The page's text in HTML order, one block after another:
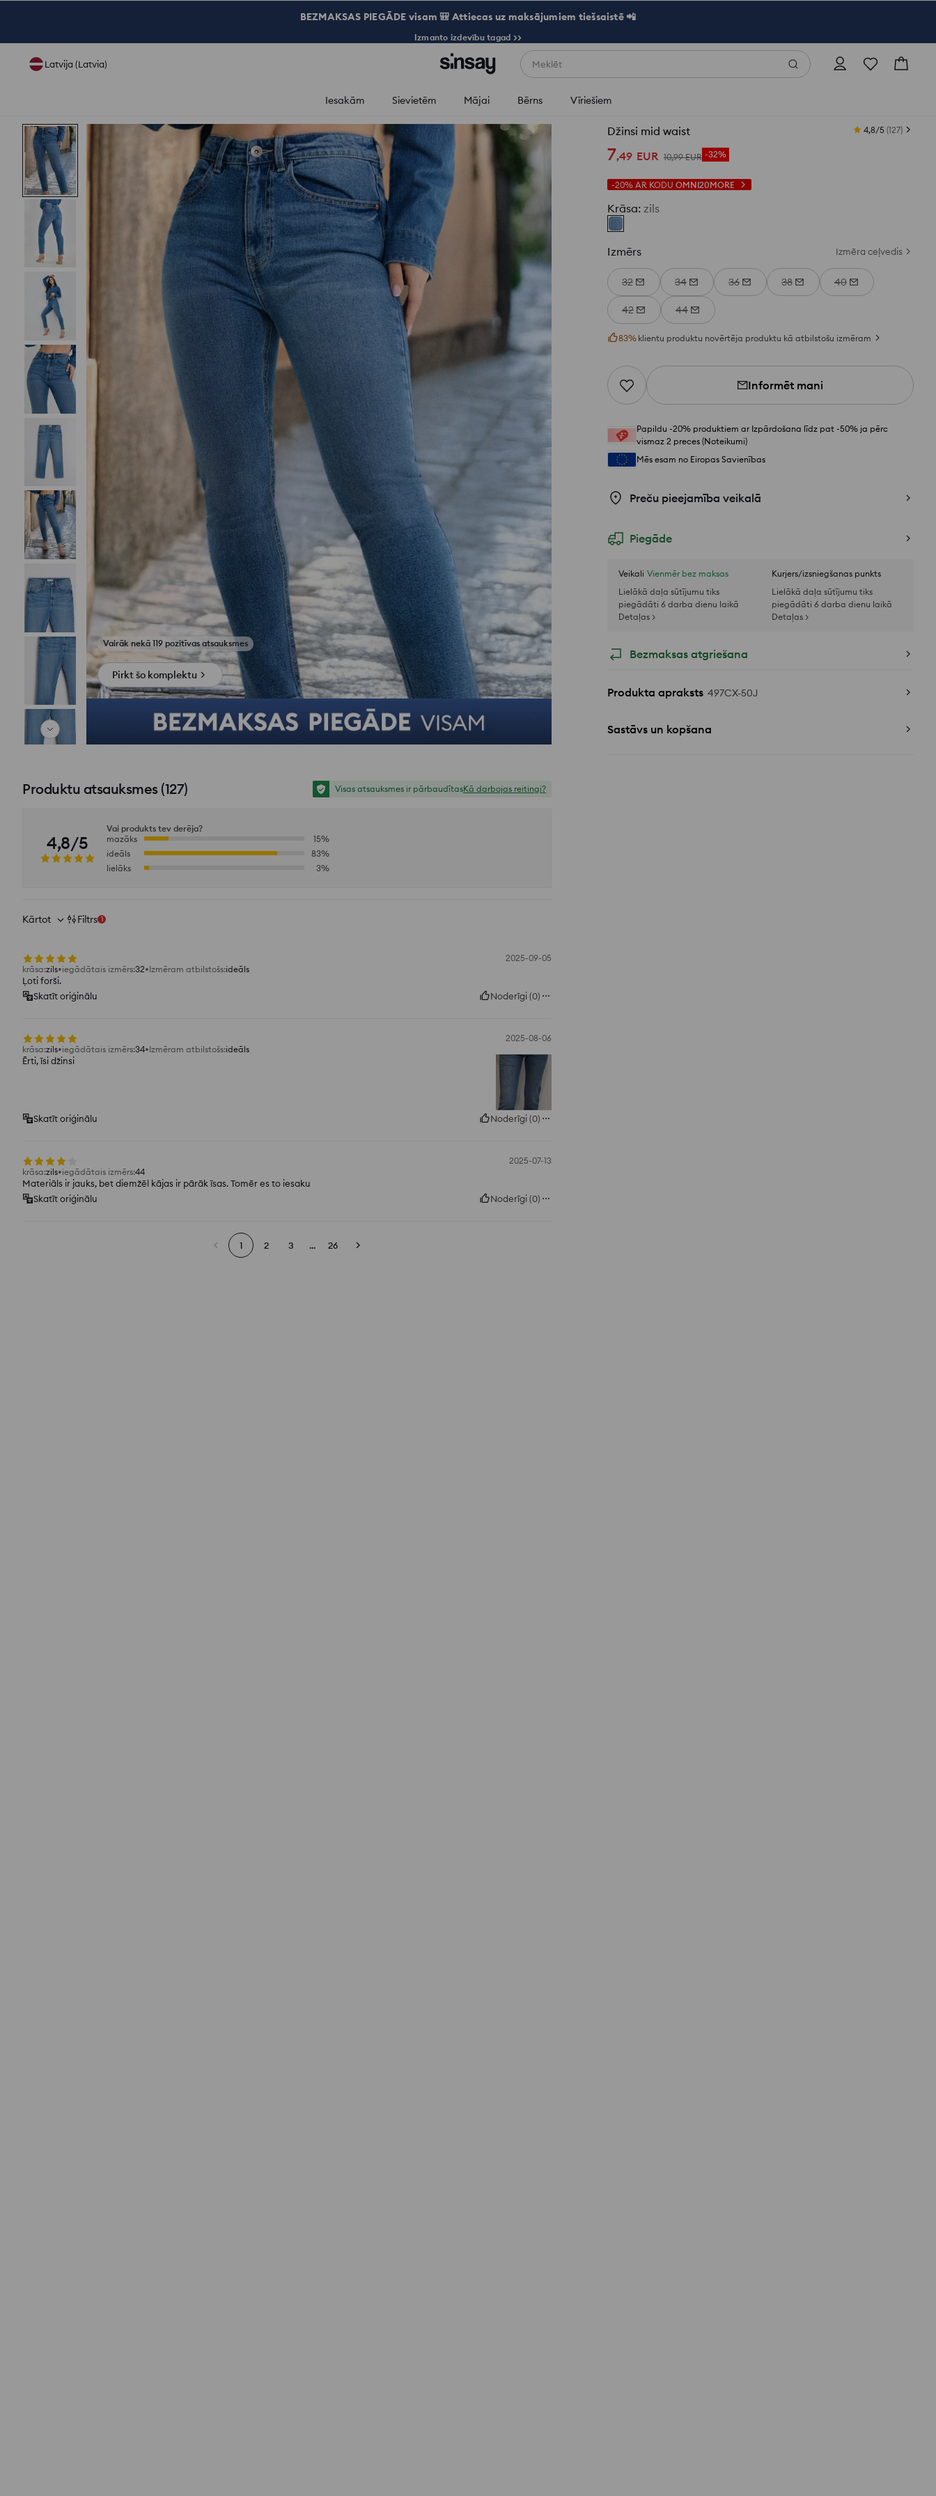
BEZMAKSAS PIEGĀDE visam 🎒 Attiecas uz maksājumiem tiešsaistē 📲
Izmanto izdevību tagad >>
Latvija (Latvia) Meklēt
Iesakām Sievietēm Mājai Bērns Vīriešiem
Džinsi mid waist 4,8/5 (127)
7,49 EUR 10,99 EUR -32%
-20% AR KODU OMNI20MORE
Krāsa: zils
Izmērs Izmēra ceļvedis
32 34 36 38 40
42 44
83% klientu produktu novērtēja produktu kā atbilstošu izmēram
Informēt mani
Papildu -20% produktiem ar Izpārdošana līdz pat -50% ja pērc
vismaz 2 preces (Noteikumi)
Mēs esam no Eiropas Savienības
Preču pieejamība veikalā
Piegāde
Veikali Vienmēr bez maksas
Lielākā daļa sūtījumu tiks
piegādāti 6 darba dienu laikā
Detaļas >
Kurjers/izsniegšanas punkts
Lielākā daļa sūtījumu tiks
piegādāti 6 darba dienu laikā
Detaļas >
Bezmaksas atgriešana
Produkta apraksts 497CX-50J
Sastāvs un kopšana
Skatīt fotoattēlus no atsauksmēm
Pirkt šo komplektu
Produktu atsauksmes(127) Visas atsauksmes ir pārbaudītasKā darbojas reitingi?
4,8/5
Vai produkts tev derēja?
mazāks
15%
ideāls
83%
lielāks
3%
Kārtot Filtrs 1
2025-09-05
krāsa:zils iegādātais izmērs:32 Izmēram atbilstošs:ideāls
Ļoti forši.
Skatīt oriģinālu
Noderīgi(0)
2025-08-06
krāsa:zils iegādātais izmērs:34 Izmēram atbilstošs:ideāls
Ērti, īsi džinsi
Skatīt oriģinālu Noderīgi(0)
2025-07-13
krāsa:zils iegādātais izmērs:44
Materiāls ir jauks, bet diemžēl kājas ir pārāk īsas. Tomēr es to iesaku
Skatīt oriģinālu
Noderīgi(0)
1 2 3 ... 26